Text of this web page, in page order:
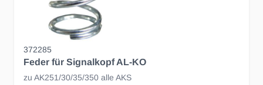
372285
Feder für Signalkopf AL-KO
zu AK251/30/35/350 alle AKS